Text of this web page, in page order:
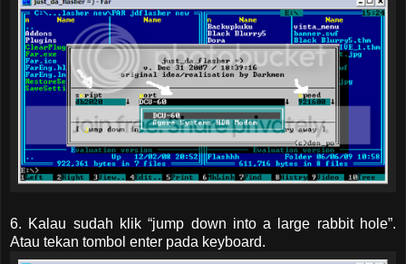
6. Kalau sudah klik “jump down into a large rabbit hole”.
Atau tekan tombol enter pada keyboard.